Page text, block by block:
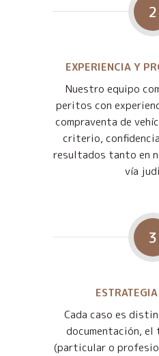
2
EXPERIENCIA Y
Nuestro equipo
peritos con
compraventa de
criterio,
resultados tanto en
vía
3
Cada caso es
documentación,
(particular o